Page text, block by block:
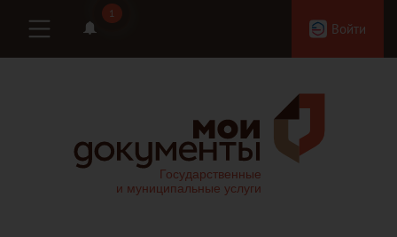
1
1
Войти